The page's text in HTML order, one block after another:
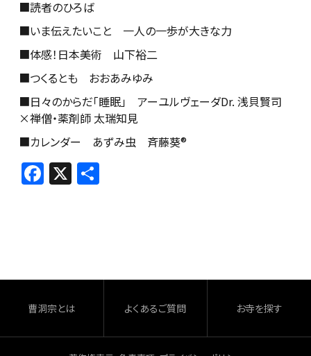
■読者のひろば
■いま伝えたいこと 一人の一歩が大きな力
■体感！日本美術 山下裕二
■つくるとも おおあみゆみ
■日々のからだ「睡眠」 アーユルヴェーダDr. 浅貝賢司
×禅僧・薬剤師 太瑞知見
■カレンダー あずみ虫 斉藤葵®
F
a
o
o
k
X 共
曹洞宗とは よくあるご質問 お寺を探す